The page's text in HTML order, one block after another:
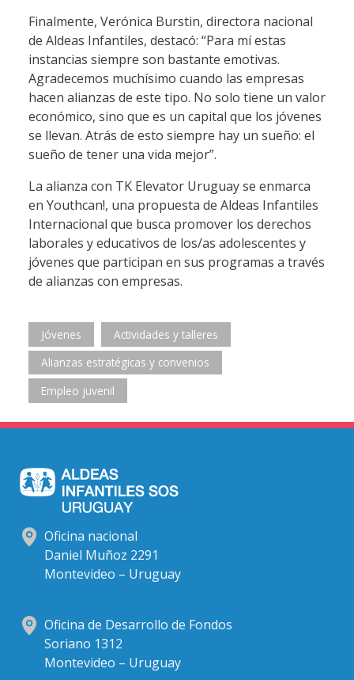
Finalmente, Verónica Burstin, directora nacional
de Aldeas Infantiles, destacó: “Para mí estas
instancias siempre son bastante emotivas.
Agradecemos muchísimo cuando las empresas
hacen alianzas de este tipo. No solo tiene un valor
económico, sino que es un capital que los jóvenes
se llevan. Atrás de esto siempre hay un sueño: el
sueño de tener una vida mejor”.
La alianza con TK Elevator Uruguay se enmarca
en Youthcan!, una propuesta de Aldeas Infantiles
Internacional que busca promover los derechos
laborales y educativos de los/as adolescentes y
jóvenes que participan en sus programas a través
de alianzas con empresas.
Jóvenes
Actividades y talleres
Alianzas estratégicas y convenios
Empleo juvenil
Oficina nacional
Daniel Muñoz 2291
Montevideo – Uruguay
Oficina de Desarrollo de Fondos
Soriano 1312
Montevideo – Uruguay